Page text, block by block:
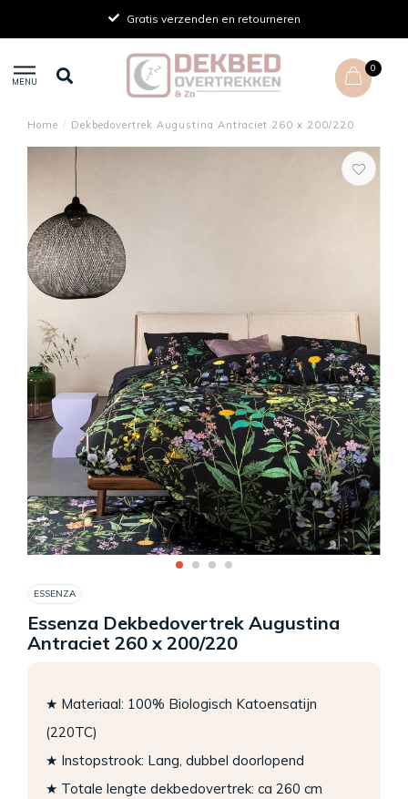
Gratis verzenden en retourneren
MENU
0
Home / Dekbedovertrek Augustina Antraciet 260 x 200/220
ESSENZA
Essenza Dekbedovertrek Augustina
Antraciet 260 x 200/220
★ Materiaal: 100% Biologisch Katoensatijn
(220TC)
★ Instopstrook: Lang, dubbel doorlopend
★ Totale lengte dekbedovertrek: ca 260 cm